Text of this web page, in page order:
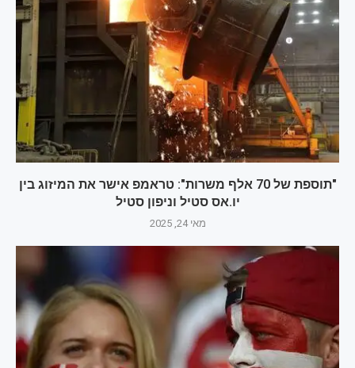
"תוספת של 70 אלף משרות": טראמפ אישר את המיזוג בין
יו.אס סטיל וניפון סטיל
מאי 24, 2025